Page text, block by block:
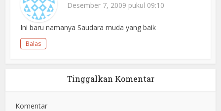
Desember 7, 2009 pukul 09:10
Ini baru namanya Saudara muda yang baik
Balas
Tinggalkan Komentar
Komentar